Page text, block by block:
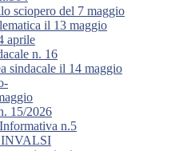
sciopero del 7 maggio
il 13 maggio
aprile
n. 16
sindacale il 14 maggio
15/2026
n.5
INVALSI